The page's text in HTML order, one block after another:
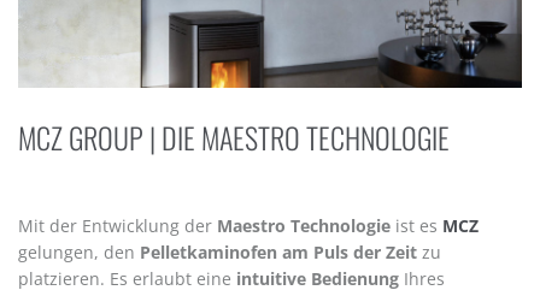
MCZ GROUP | DIE MAESTRO TECHNOLOGIE
Mit der Entwicklung der Maestro Technologie ist es MCZ
gelungen, den Pelletkaminofen am Puls der Zeit zu
platzieren. Es erlaubt eine intuitive Bedienung Ihres